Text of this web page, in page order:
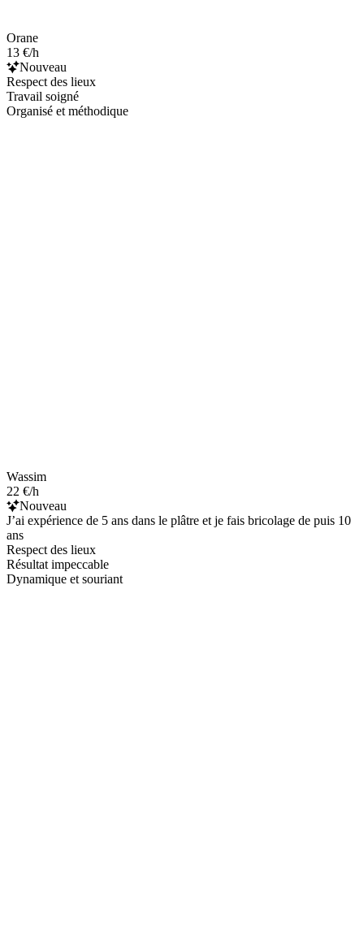
Orane
13 €/h
Nouveau
Respect des lieux
Travail soigné
Organisé et méthodique
Wassim
22 €/h
Nouveau
J’ai expérience de 5 ans dans le plâtre et je fais bricolage de puis 10
ans
Respect des lieux
Résultat impeccable
Dynamique et souriant